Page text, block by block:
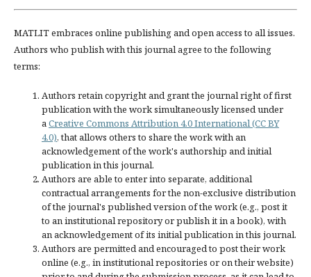
MATLIT embraces online publishing and open access to all issues.
Authors who publish with this journal agree to the following
terms:
Authors retain copyright and grant the journal right of first
publication with the work simultaneously licensed under
aCreative Commons Attribution 4.0 International (CC BY
4.0), that allows others to share the work with an
acknowledgement of the work's authorship and initial
publication in this journal.
Authors are able to enter into separate, additional
contractual arrangements for the non-exclusive distribution
of the journal's published version of the work (e.g., post it
to an institutional repository or publish it in a book), with
an acknowledgement of its initial publication in this journal.
Authors are permitted and encouraged to post their work
online (e.g., in institutional repositories or on their website)